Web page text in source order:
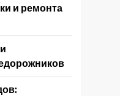
и ремонта